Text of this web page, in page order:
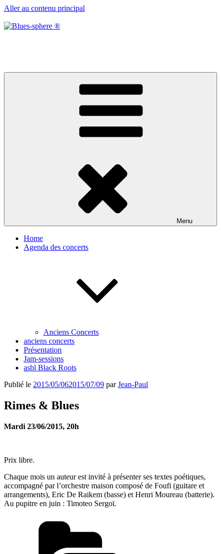
Aller au contenu principal
Menu
Home
Agenda des concerts
Anciens Concerts
anciens concerts
Présentation
Jam-sessions
asbl Black Roots
Publié le 2015/05/062015/07/09 parJean-Paul
Rimes & Blues
Mardi 23/06/2015, 20h
Prix libre.
Chaque mois un auteur est invité à présenter ses textes poétiques,
accompagné par l’orchestre maison composé de Foufi (guitare et
arrangements), Eric De Raikem (basse) et Henri Moureau (batterie).
Au pupitre en juin : Timoteo Sergoï.